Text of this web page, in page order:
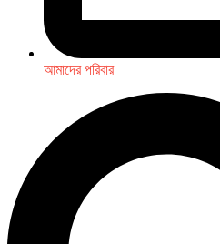
আমাদের পরিবার